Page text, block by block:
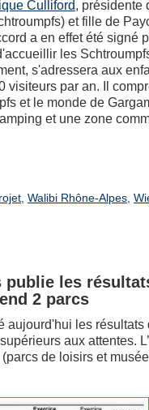
Culliford, présidente
et fille de
a en effet été signé
les
s'adressera aux
visiteurs par an. Il
et le monde de
et une zone
, Walibi Rhône-Alpes,
publie les
2 parcs
aujourd'hui les résultats
aux attentes.
de loisirs et